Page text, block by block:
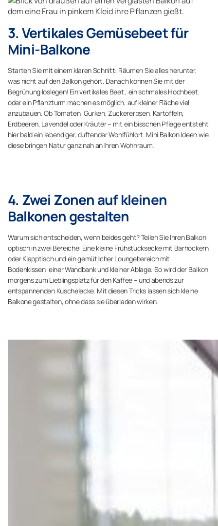
3. Vertikales Gemüsebeet für
Mini-Balkone
Starten Sie mit einem klaren Schnitt: Räumen Sie alles herunter,
was nicht auf den Balkon gehört. Danach können Sie mit der
Begrünung loslegen! Ein vertikales Beet , ein schmales Hochbeet
oder ein Pflanzturm machen es möglich, auf kleiner Fläche viel
anzubauen. Ob Tomaten, Gurken, Zuckererbsen, Kartoffeln,
Erdbeeren, Lavendel oder Kräuter – mit ein bisschen Pflege entsteht
hier bald ein lebendiger, duftender Wohlfühlort. Mini Balkon Ideen wie
diese bringen Natur ganz nah an Ihren Wohnraum.
4. Zwei Zonen auf kleinen
Balkonen gestalten
Warum sich entscheiden, wenn beides geht? Teilen Sie Ihren Balkon
optisch in zwei Bereiche: Eine kleine Frühstücksecke mit Barhockern
oder Klapptisch und ein gemütlicher Loungebereich mit
Bodenkissen, einer Wandbank und kleiner Ablage. So wird der Balkon
morgens zum Lieblingsplatz für den Kaffee – und abends zur
entspannenden Kuschelecke. Mit diesen Tricks lassen sich kleine
Balkone gestalten, ohne dass sie überladen wirken.